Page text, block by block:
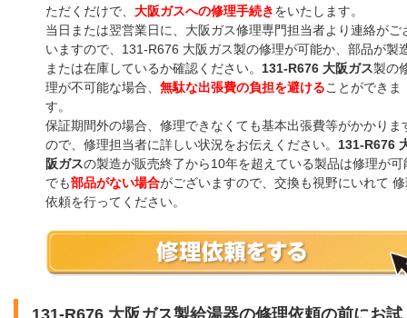
ただくだけで、 大阪ガスへの修理手続きをいたします。
当日または翌営業日に、大阪ガス修理専門担当者より連絡がご
いますので、131-R676 大阪ガス製の修理が可能か、部品が製
または在庫しているか確認ください。 131-R676 大阪ガス製の
理が不可能な場合、 無駄な出張費の負担を避けることができま
す。
保証期間外の場合、修理できなくても基本出張費等がかかりま
ので、修理担当者に詳しい状況をお伝えください。 131-R676
阪ガスの製造が販売終了から10年を超えている製品は修理が可
でも部品がない場合がございますので、交換も視野にいれて
依頼を行ってください。